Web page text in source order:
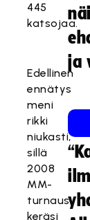
445
katsojaa.
Edellinen
ennätys
meni
rikki
niukasti,
sillä
2008
MM-
turnaus
keräsi
ja